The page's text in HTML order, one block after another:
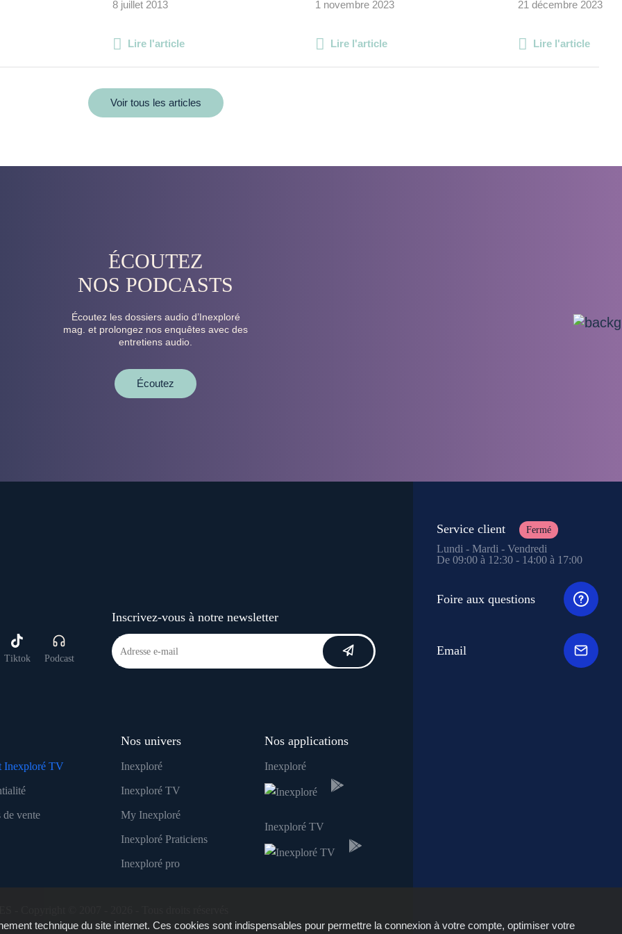
8 juillet 2013
Lire l'article
1 novembre 2023
Lire l'article
21 décembre 2023
Lire l'article
Voir tous les articles
ÉCOUTEZ
NOS PODCASTS
Écoutez les dossiers audio d’Inexploré
mag. et prolongez nos enquêtes avec des
entretiens audio.
Écoutez
Tiktok Podcast
Inscrivez-vous à notre newsletter
Inexploré TV
de vente
Nos univers
Inexploré
Inexploré TV
My Inexploré
Inexploré Praticiens
Inexploré pro
Nos applications
Inexploré
Inexploré TV
Service client Fermé
Lundi - Mardi - Vendredi
De 09:00 à 12:30 - 14:00 à 17:00
Foire aux questions
Email
technique du site internet. Ces cookies sont indispensables pour permettre la connexion à votre compte, optimiser votre